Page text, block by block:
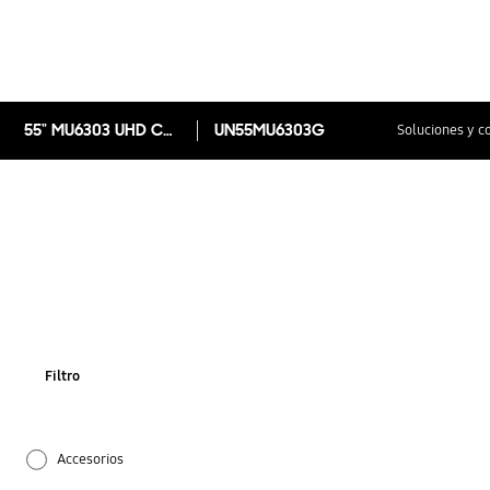
55" MU6303 UHD Curvo Smart TV 4K 2017 UN55MU6303G Soluciones y
Filtro
Accesorios